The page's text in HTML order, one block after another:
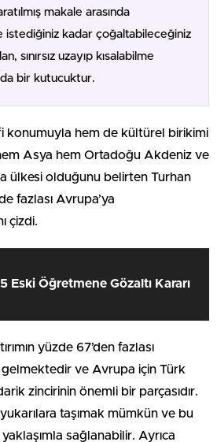
makale arasında
istediğiniz kadar çoğaltabileceğiniz
sınırsız uzayıp kısalabilme
bir kutucuktur.
konumuyla hem de kültürel birikimi
Asya hem Ortadoğu Akdeniz ve
ülkesi olduğunu belirten Turhan
fazlası Avrupa’ya
çizdi.
Eski Öğretmene Gözaltı Kararı
yüzde 67’den fazlası
gelmektedir ve Avrupa için Türk
zincirinin önemli bir parçasıdır.
taşımak mümkün ve bu
sağlanabilir. Ayrıca